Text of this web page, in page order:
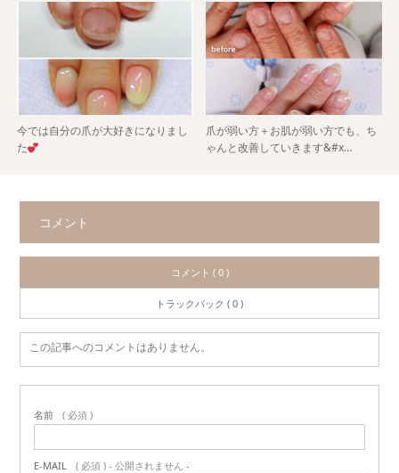
今では自分の爪が大好きになりまし
た
爪が弱い方＋お肌が弱い方でも、ち
ゃんと改善していきます&#x…
コメント
コメント ( 0 )
トラックバック ( 0 )
この記事へのコメントはありません。
名前 ( 必須 )
E-MAIL ( 必須 ) - 公開されません -